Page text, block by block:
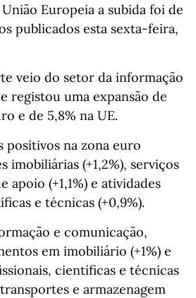
Europeia a subida foi de
publicados esta sexta-feira,
veio do setor da informação
registou uma expansão de
e de 5,8% na UE.
na zona euro
imobiliárias (+1,2%), serviços
apoio (+1,1%) e atividades
e técnicas (+0,9%).
e comunicação,
em imobiliário (+1%) e
científicas e técnicas
e armazenagem